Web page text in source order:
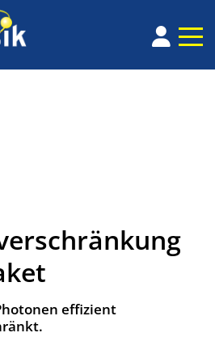
effizient